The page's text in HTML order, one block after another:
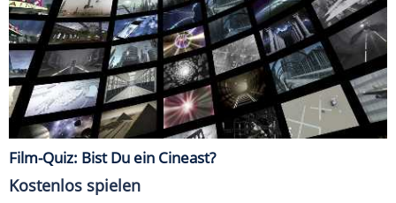
Film-Quiz: Bist Du ein Cineast?
Kostenlos spielen